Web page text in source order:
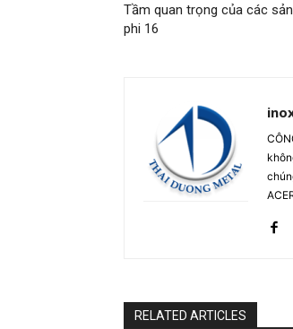
Tầm quan trọng của các
phi 16
RELATED ARTICLES